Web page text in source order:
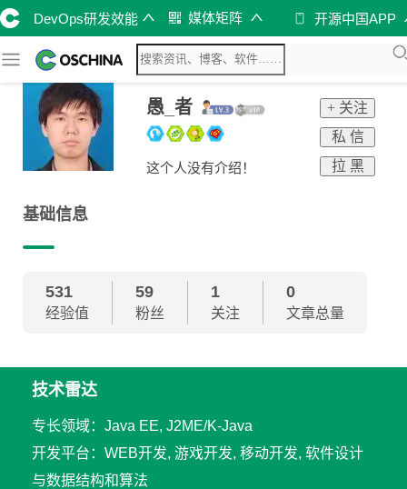
DevOps研发效能 媒体矩阵 开源中国APP
愚_者
这个人没有介绍！
+ 关注
私 信
拉 黑
基础信息
531
经验值
59
粉丝
1
关注
0
文章总量
技术雷达
专长领域：Java EE, J2ME/K-Java
开发平台：WEB开发, 游戏开发, 移动开发, 软件设计
与数据结构和算法